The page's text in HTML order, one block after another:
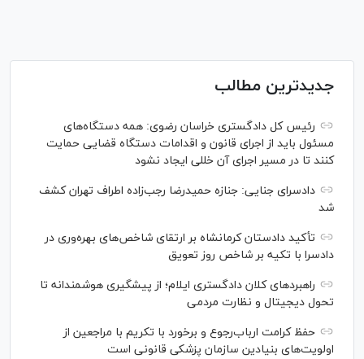
جدیدترین مطالب
رئیس کل دادگستری خراسان رضوی: همه دستگاه‌های
مسئول باید از اجرای قانون و اقدامات دستگاه قضایی حمایت
کنند تا در مسیر اجرای آن خللی ایجاد نشود
دادسرای جنایی: جنازه حمیدرضا رجب‌زاده اطراف تهران کشف
شد
تأکید دادستان کرمانشاه بر ارتقای شاخص‌های بهره‌وری در
دادسرا با تکیه بر شاخص روز تعویق
راهبرد‌های کلان دادگستری ایلام؛ از پیشگیری هوشمندانه تا
تحول دیجیتال و نظارت مردمی
حفظ کرامت ارباب‌رجوع و برخورد با تکریم با مراجعین از
اولویت‌های بنیادین سازمان پزشکی قانونی است